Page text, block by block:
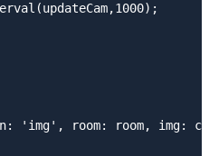
'img', room: room, img: